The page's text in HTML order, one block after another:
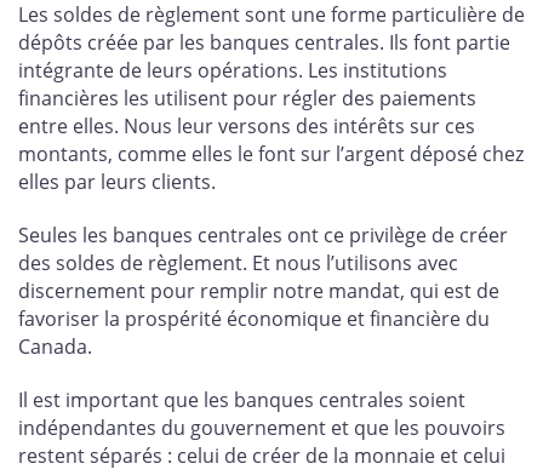
Les soldes de règlement sont une forme particulière de
dépôts créée par les banques centrales. Ils font partie
intégrante de leurs opérations. Les institutions
financières les utilisent pour régler des paiements
entre elles. Nous leur versons des intérêts sur ces
montants, comme elles le font sur l’argent déposé chez
elles par leurs clients.
Seules les banques centrales ont ce privilège de créer
des soldes de règlement. Et nous l’utilisons avec
discernement pour remplir notre mandat, qui est de
favoriser la prospérité économique et financière du
Canada.
Il est important que les banques centrales soient
indépendantes du gouvernement et que les pouvoirs
restent séparés : celui de créer de la monnaie et celui